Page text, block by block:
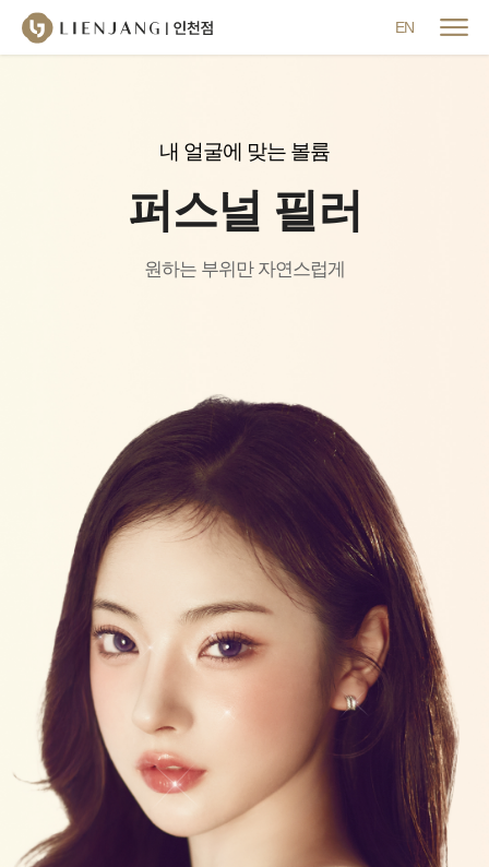
EN
내 얼굴에 맞는 볼륨
퍼스널 필러
원하는 부위만 자연스럽게